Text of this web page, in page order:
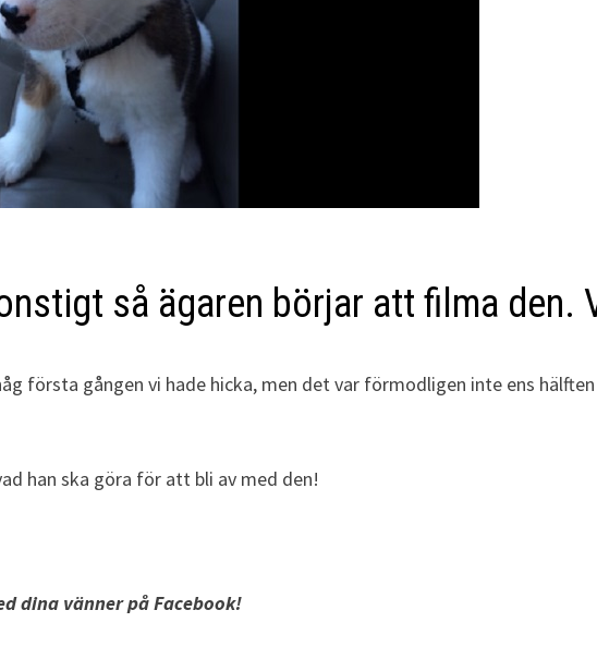
så ägaren börjar att filma den.
första gången vi hade hicka, men det var förmodligen inte ens
han ska göra för att bli av med den!
dina vänner på Facebook!